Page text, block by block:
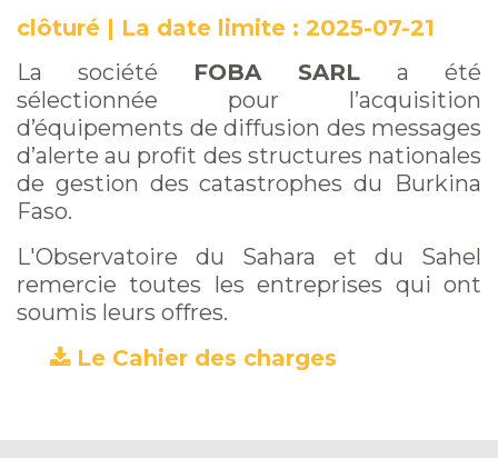
clôturé | La date limite : 2025-07-21
La société FOBA SARL a été
sélectionnée pour l’acquisition
d’équipements de diffusion des messages
d’alerte au profit des structures nationales
de gestion des catastrophes du
Burkina
Faso.
L'Observatoire du Sahara et du Sahel
remercie toutes les entreprises qui ont
soumis leurs offres.
Le Cahier des charges